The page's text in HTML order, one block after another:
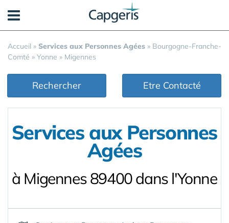
Accueil » Services aux Personnes Agées » Bourgogne-Franche-
Comté » Yonne » Migennes
Rechercher Etre Contacté
Services aux Personnes
Agées
à Migennes 89400 dans l'Yonne